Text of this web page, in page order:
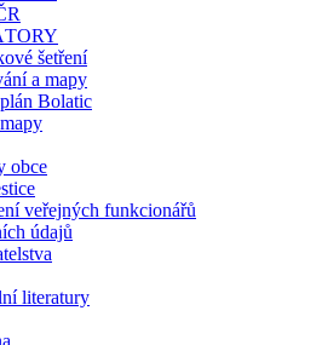
šetření
a mapy
Bolatic
obce
veřejných funkcionářů
údajů
literatury